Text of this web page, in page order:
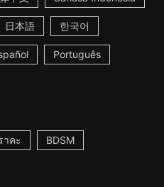
日本語 한국어
Português
าคะ BDSM